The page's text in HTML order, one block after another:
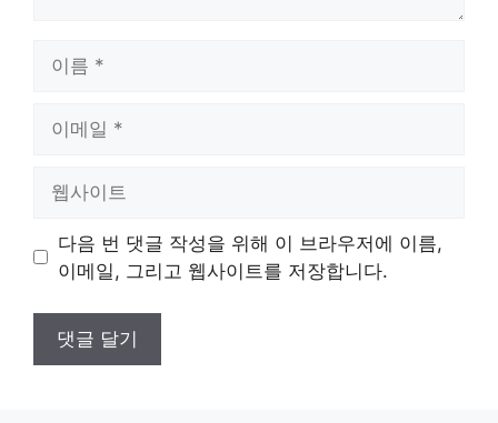
트
다음 번 댓글 작성을 위해 이 브라우저에 이름,
이메일, 그리고 웹사이트를 저장합니다.